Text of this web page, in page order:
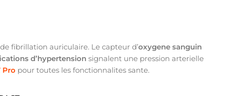
fibrillation auriculaire. Le capteur d’oxygene sanguin
d’hypertension signalent une pression arterielle
Pro pour toutes les fonctionnalites sante.